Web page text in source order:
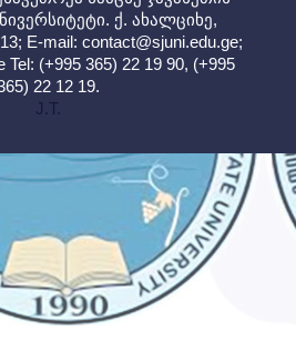
ქ. ახალციხე,
E-mail: contact@sjuni.edu.ge;
Tel: (+995 365) 22 19 90, (+995
22 12 19.
J.T.